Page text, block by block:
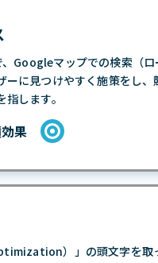
Googleマップでの検索（ロ
に見つけやすく施策をし、
します。
果
）」の頭文字を取